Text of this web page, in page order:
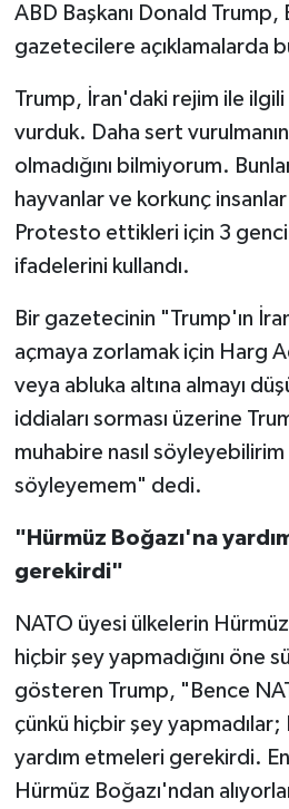
ABD Başkanı Donald
gazetecilere açıklamalarda
Trump, İran'daki rejim ile
vurduk. Daha sert
olmadığını bilmiyorum.
hayvanlar ve korkunç insanlar
Protesto ettikleri için 3
ifadelerini kullandı.
Bir gazetecinin "Trump'ın
açmaya zorlamak için Harg
veya abluka altına almayı
iddiaları sorması üzerine
muhabire nasıl söyleyebilirim
söyleyemem" dedi.
"Hürmüz Boğazı'na
gerekirdi"
NATO üyesi ülkelerin
hiçbir şey yapmadığını öne
gösteren Trump, "Bence
çünkü hiçbir şey yapmadılar;
yardım etmeleri gerekirdi.
Hürmüz Boğazı'ndan